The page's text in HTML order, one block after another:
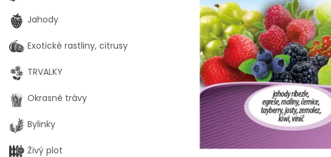
Jahody
Exotické rastliny, citrusy
TRVALKY
Okrasné trávy
Bylinky
Živý plot